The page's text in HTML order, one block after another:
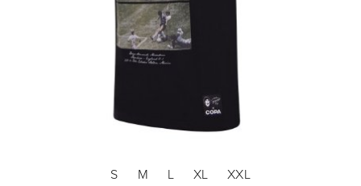
S M L XL XXL